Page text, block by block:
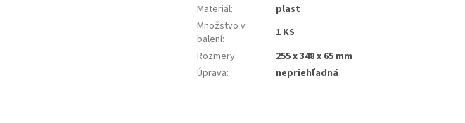
Materiál:
plast
Množstvo v
balení:
1 KS
Rozmery:
255 x 348 x 65 mm
Úprava: nepriehľadná